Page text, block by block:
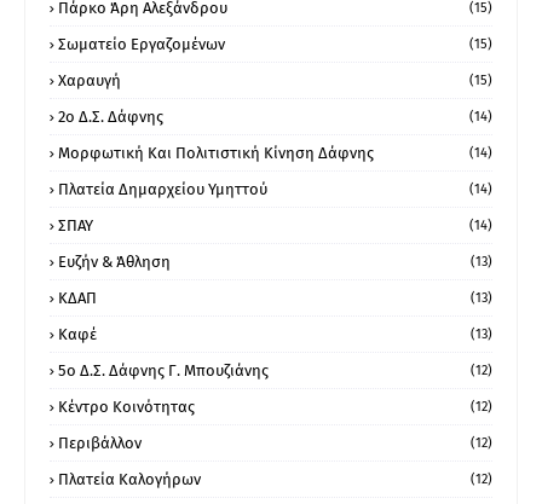
Πάρκο Άρη Αλεξάνδρου (15)
Σωματείο Εργαζομένων (15)
Χαραυγή (15)
2ο Δ.Σ. Δάφνης (14)
Μορφωτική Και Πολιτιστική Κίνηση Δάφνης (14)
Πλατεία Δημαρχείου Υμηττού (14)
ΣΠΑΥ (14)
Ευζήν & Άθληση (13)
ΚΔΑΠ (13)
Καφέ (13)
5ο Δ.Σ. Δάφνης Γ. Μπουζιάνης (12)
Κέντρο Κοινότητας (12)
Περιβάλλον (12)
Πλατεία Καλογήρων (12)